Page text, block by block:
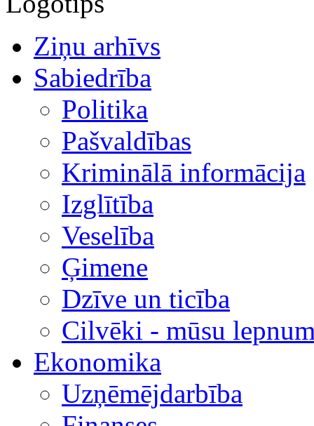
Ziņu arhīvs
Sabiedrība
Politika
Pašvaldības
Kriminālā informācija
Izglītība
Veselība
Ģimene
Dzīve un ticība
Cilvēki - mūsu
Ekonomika
Uzņēmējdarbība